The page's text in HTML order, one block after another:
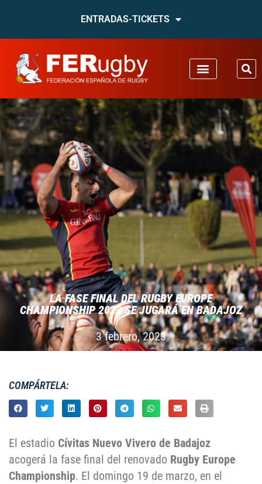
ENTRADAS-TICKETS
LA FASE FINAL DEL RUGBY EUROPE
CHAMPIONSHIP 2023 SE JUGARÁ EN BADAJOZ
3 febrero, 2023
COMPÁRTELA:
El estadio Cívitas Nuevo Vivero de Badajoz
acogerá la fase final del renovado Rugby Europe
Championship. El domingo 19 de marzo, en el